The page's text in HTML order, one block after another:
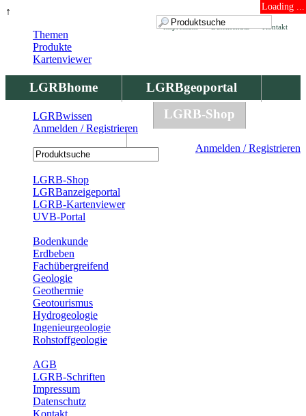
↑ Loading ...
Kontakt
Datenschutz
Impressum
LGRBhome
LGRBgeoportal
LGRBbohrungen
LGRB-Shop
Anmelden / Registrieren
Themen
Produkte
Kartenviewer
LGRBwissen
Anmelden / Registrieren
LGRB-Shop
LGRBanzeigeportal
LGRB-Kartenviewer
UVB-Portal
Bodenkunde
Erdbeben
Fachübergreifend
Geologie
Geothermie
Geotourismus
Hydrogeologie
Ingenieurgeologie
Rohstoffgeologie
AGB
LGRB-Schriften
Impressum
Datenschutz
Kontakt